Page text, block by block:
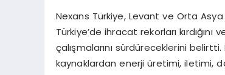
Nexans Türkiye, Levant ve Orta Asya
Türkiye’de ihracat rekorları
çalışmalarını sürdüreceklerini
kaynaklardan enerji üretimi, iletimi,